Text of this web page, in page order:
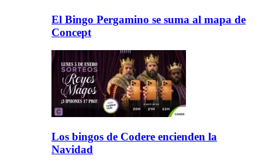
El Bingo Pergamino se suma al mapa de
Concept
Los bingos de Codere encienden la
Navidad